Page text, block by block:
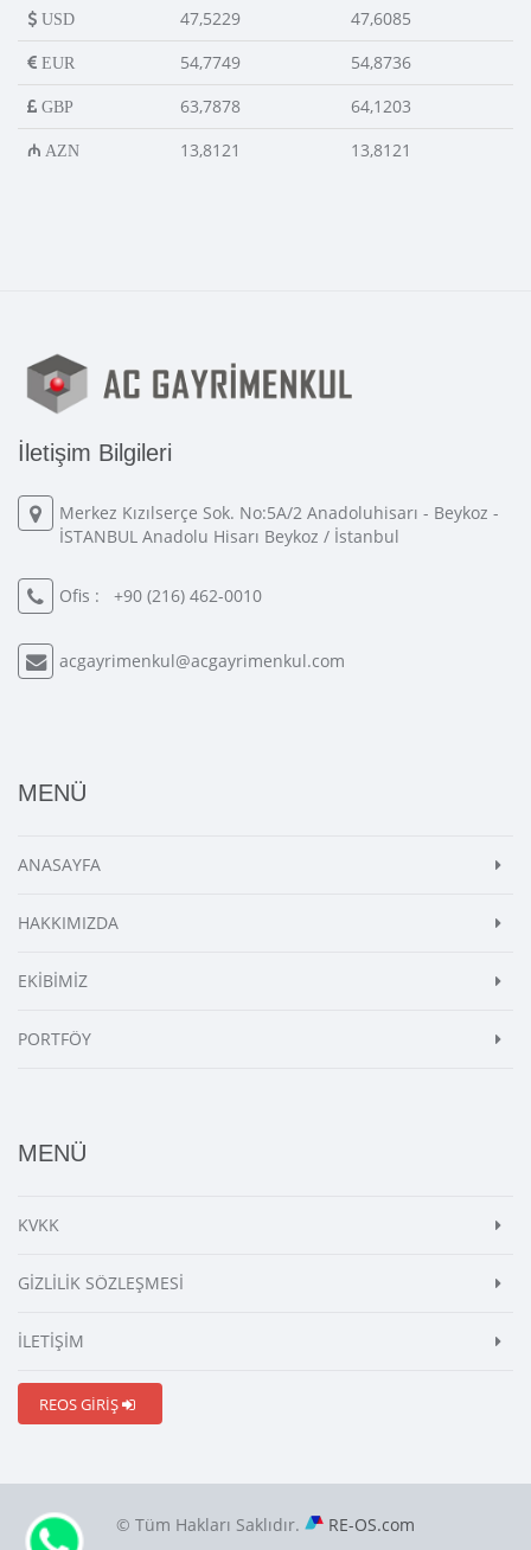
USD 47,5229 47,6085
EUR 54,7749 54,8736
GBP 63,7878 64,1203
AZN 13,8121 13,8121
İletişim Bilgileri
Merkez Kızılserçe Sok. No:5A/2 Anadoluhisarı - Beykoz -
İSTANBUL Anadolu Hisarı Beykoz / İstanbul
Ofis : +90 (216) 462-0010
acgayrimenkul@acgayrimenkul.com
MENÜ
ANASAYFA
HAKKIMIZDA
EKİBİMİZ
PORTFÖY
MENÜ
KVKK
GİZLİLİK SÖZLEŞMESİ
İLETİŞİM
REOS GİRİŞ
© Tüm Hakları Saklıdır. RE-OS.com